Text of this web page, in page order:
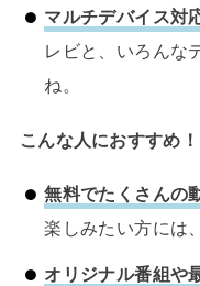
マルチデバイス対
レビと、いろんな
ね。
こんな人におすすめ！
無料でたくさんの
楽しみたい方には
オリジナル番組や